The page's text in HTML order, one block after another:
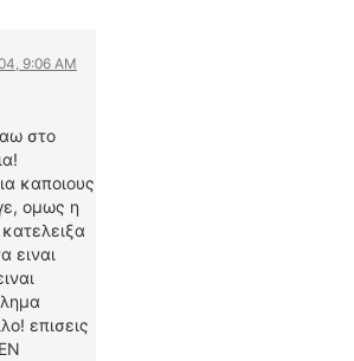
9:06 AM
στο
καποιους
ομως η
ειναι
επισεις
ΕΛΛΗΝΙΚΟΙ ΑΓΩΝΕΣ
ΜΟΝΤΕΛΑ
ΚΑΤΑΣΚΕΥΑΣΤΕΣ
ΑΓΩΝΕΣ/ΔΙΟΡΓΑΝΩΣΕΙΣ